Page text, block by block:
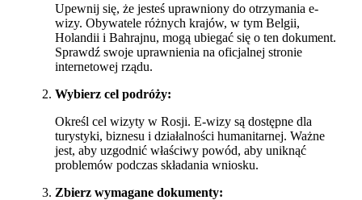
Upewnij się, że jesteś uprawniony do otrzymania e-
wizy. Obywatele różnych krajów, w tym Belgii,
Holandii i Bahrajnu, mogą ubiegać się o ten dokument.
Sprawdź swoje uprawnienia na oficjalnej stronie
internetowej rządu.
Wybierz cel podróży:
Określ cel wizyty w Rosji. E-wizy są dostępne dla
turystyki, biznesu i działalności humanitarnej. Ważne
jest, aby uzgodnić właściwy powód, aby uniknąć
problemów podczas składania wniosku.
Zbierz wymagane dokumenty: